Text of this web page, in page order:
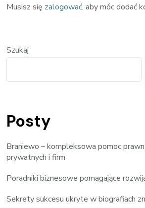
Musisz się zalogować, aby móc dodać
Szukaj
Posty
Braniewo – kompleksowa pomoc
prywatnych i firm
Poradniki biznesowe pomagające
Sekrety sukcesu ukryte w biografiach